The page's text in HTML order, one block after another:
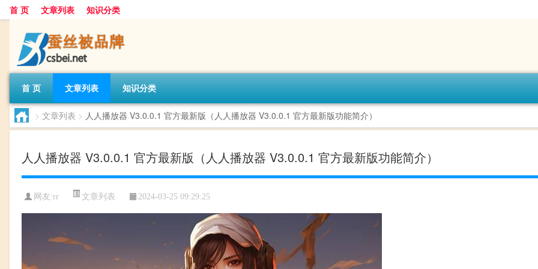
首 页 文章列表 知识分类
首 页 文章列表 知识分类
> 文章列表 > 人人播放器 V3.0.0.1 官方最新版（人人播放器 V3.0.0.1 官方最新版功能简介）
人人播放器 V3.0.0.1 官方最新版（人人播放器 V3.0.0.1 官方最新版功能简介）
网友:rr 文章列表 2024-03-25 09:29:25